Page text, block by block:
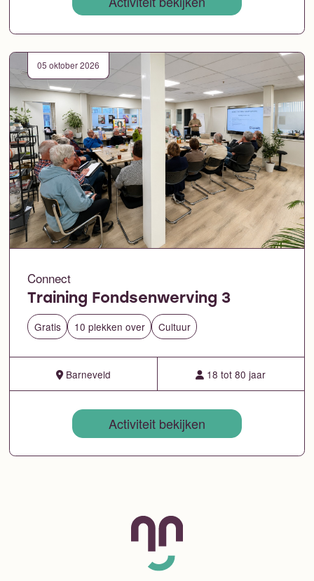
05 oktober 2026
Connect
Training Fondsenwerving 3
Gratis 10 plekken over Cultuur
Barneveld 18 tot 80 jaar
Activiteit bekijken